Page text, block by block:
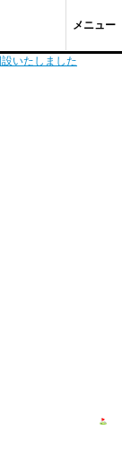
メニュー
いたしました